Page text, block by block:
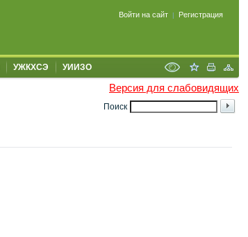
Войти на сайт | Регистрация
УЖКХСЭ УИИЗО
Версия для слабовидящих
Поиск